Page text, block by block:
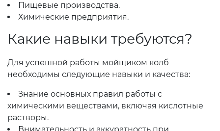
Пищевые производства.
Химические предприятия.
Какие навыки требуются?
Для успешной работы мойщиком колб
необходимы следующие навыки и качества:
Знание основных правил работы с
химическими веществами, включая кислотные
растворы.